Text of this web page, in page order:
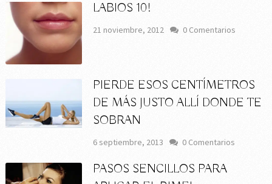
LABIOS 10!
21 noviembre, 2012 0 Comentarios
PIERDE ESOS CENTÍMETROS
DE MÁS JUSTO ALLÍ DONDE TE
SOBRAN
6 septiembre, 2013 0 Comentarios
PASOS SENCILLOS PARA